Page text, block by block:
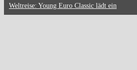
Weltreise: Young Euro Classic lädt ein